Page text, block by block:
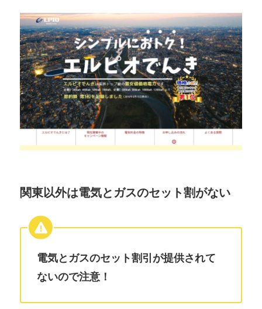
関東以外は電気とガスのセット割がない
電気とガスのセット割引が提供されて
ないので注意！